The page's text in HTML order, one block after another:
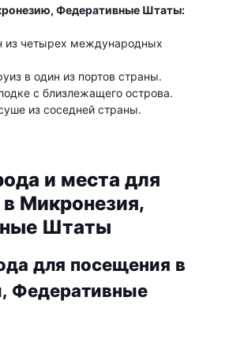
Федеративные Штаты:
из четырех международных
в один из портов страны.
с близлежащего острова.
из соседней страны.
и места для
Микронезия,
Штаты
для посещения в
Федеративные